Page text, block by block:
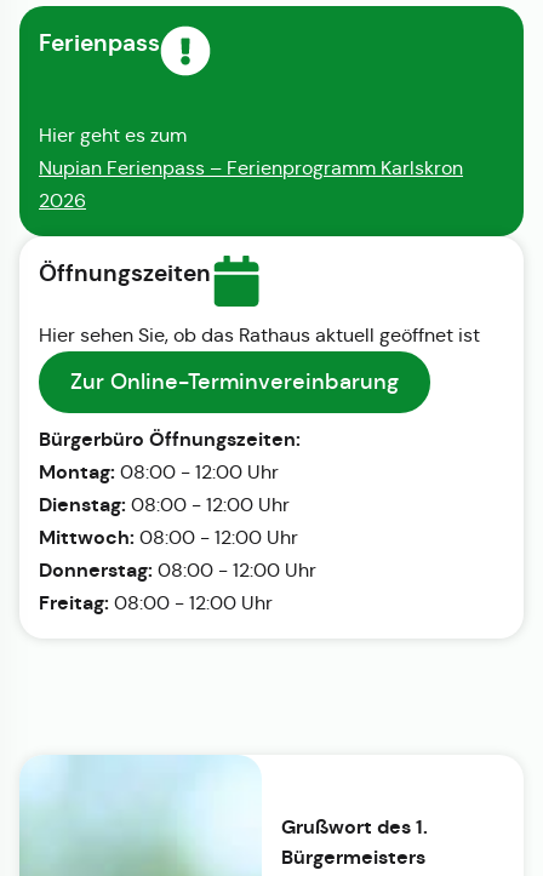
Ferienpass
Hier geht es zum
Nupian Ferienpass – Ferienprogramm Karlskron
2026
Öffnungszeiten
Hier sehen Sie, ob das Rathaus aktuell geöffnet ist
Zur Online-Terminvereinbarung
Bürgerbüro Öffnungszeiten:
Montag: 08:00 - 12:00 Uhr
Dienstag: 08:00 - 12:00 Uhr
Mittwoch: 08:00 - 12:00 Uhr
Donnerstag: 08:00 - 12:00 Uhr
Freitag: 08:00 - 12:00 Uhr
Grußwort des 1.
Bürgermeisters